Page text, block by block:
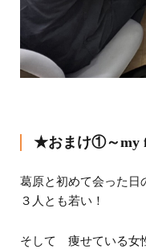
★おまけ①～my
葛原と初めて会った日
３人とも若い！
そして 痩せている女